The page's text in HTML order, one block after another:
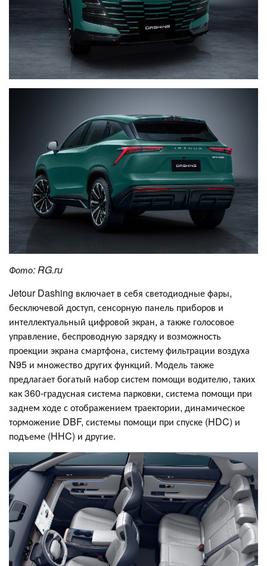
Фото:RG.ru
Jetour Dashing включает в себя светодиодные фары,
бесключевой доступ, сенсорную панель приборов и
интеллектуальный цифровой экран, а также голосовое
управление, беспроводную зарядку и возможность
проекции экрана смартфона, систему фильтрации воздуха
N95 и множество других функций. Модель также
предлагает богатый набор систем помощи водителю, таких
как 360-градусная система парковки, система помощи при
заднем ходе с отображением траектории, динамическое
торможение DBF, системы помощи при спуске (HDC) и
подъеме (HHC) и другие.